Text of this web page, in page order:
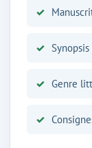
Genre